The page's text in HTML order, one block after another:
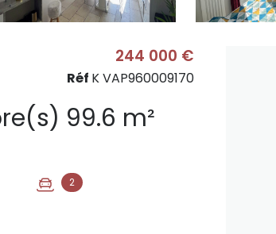
Appartement 4 pièce(s) 3 chambre(s) 99.6 m²
2
244 000 €
Réf K VAP960009170